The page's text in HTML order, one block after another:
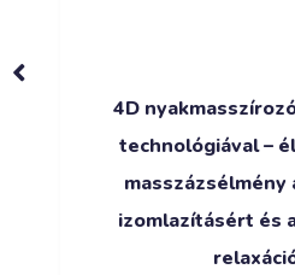
4D
technológiával –
masszázsélmény
izomlazításért és